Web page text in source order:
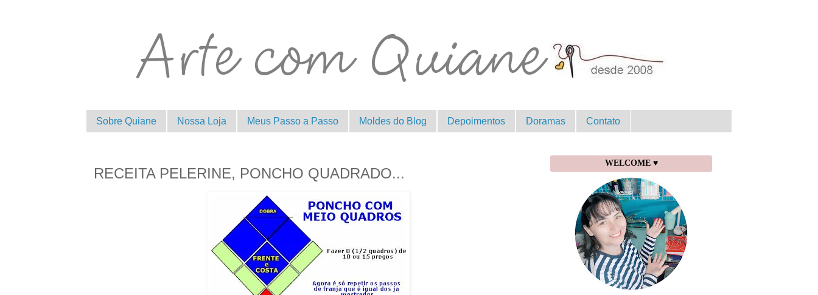
Sobre Quiane Nossa Loja Meus Passo a Passo Moldes do Blog Depoimentos Doramas Contato
RECEITA PELERINE, PONCHO QUADRADO...
WELCOME ♥